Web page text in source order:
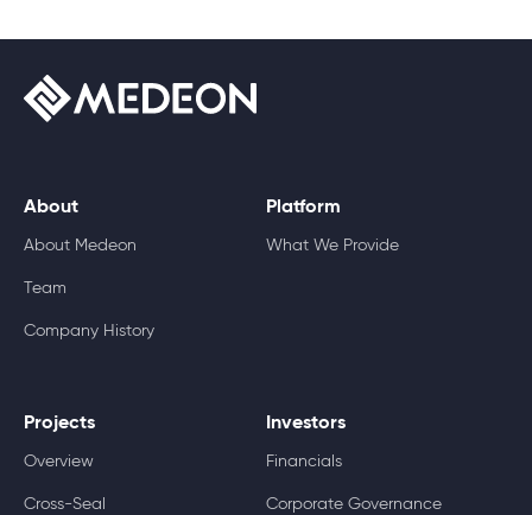
About
About Medeon
Team
Company History
Platform
What We Provide
Projects
Overview
Cross-Seal
Investors
Financials
Corporate Governance